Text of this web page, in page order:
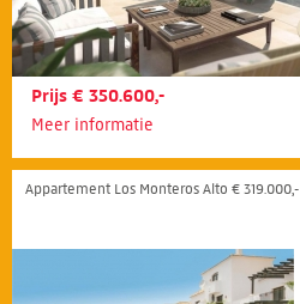
Prijs € 350.600,-
Meer informatie
Appartement Los Monteros Alto € 319.000,-